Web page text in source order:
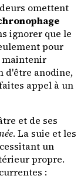
omettent
ignorer que le
pour
maintenir
d'être anodine,
appel à un
et de ses
. La suie et les
un
propre.
: